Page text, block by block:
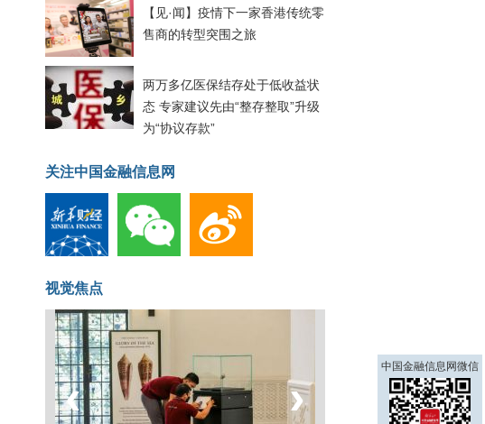
【见·闻】疫情下一家香港传统零
售商的转型突围之旅
两万多亿医保结存处于低收益状
态 专家建议先由“整存整取”升级
为“协议存款”
关注中国金融信息网
视觉焦点
‹ ›
中国金融信息网微信